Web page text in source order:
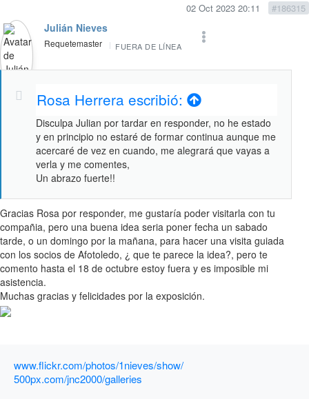
02 Oct 2023 20:11 #186315
Julián Nieves
Requetemaster FUERA DE LÍNEA
Rosa Herrera escribió:
Disculpa Julian por tardar en responder, no he estado
y en principio no estaré de formar continua aunque me
acercaré de vez en cuando, me alegrará que vayas a
verla y me comentes,
Un abrazo fuerte!!
Gracias Rosa por responder, me gustaría poder visitarla con tu
compañia, pero una buena idea seria poner fecha un sabado
tarde, o un domingo por la mañana, para hacer una visita guiada
con los socios de Afotoledo, ¿ que te parece la idea?, pero te
comento hasta el 18 de octubre estoy fuera y es imposible mi
asistencia.
Muchas gracias y felicidades por la exposición.
www.flickr.com/photos/1nieves/show/
500px.com/jnc2000/galleries